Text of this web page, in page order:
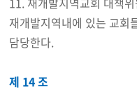
재개발지역내에 있는 교회
담당한다.
제 14 조